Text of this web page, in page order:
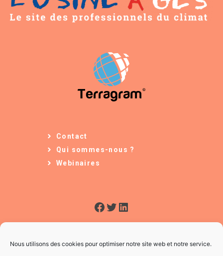
Nous utilisons des cookies pour optimiser notre site web et notre service.
Contact
Qui sommes-nous ?
Webinaires
Facebook
Twitter
LinkedIn